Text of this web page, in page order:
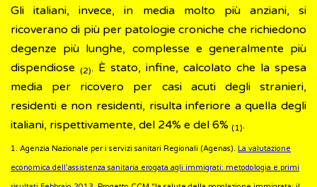
Gli italiani, invece, in media molto più anziani, si
ricoverano di più per patologie croniche che richiedono
degenze più lunghe, complesse e generalmente più
dispendiose (2). È stato, infine, calcolato che la spesa
media per ricovero per casi acuti degli stranieri,
residenti e non residenti, risulta inferiore a quella degli
italiani, rispettivamente, del 24% e del 6% (1).
1. Agenzia Nazionale per i servizi sanitari Regionali (Agenas). La valutazione
economica dell’assistenza sanitaria erogata agli immigrati: metodologia e primi